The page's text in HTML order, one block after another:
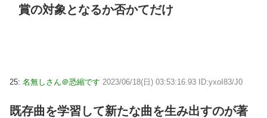
賞の対象となるか否かてだけ
25: 名無しさん＠恐縮です 2023/06/18(日) 03:53:16.93 ID:yxoI83/J0
既存曲を学習して新たな曲を生み出すのが著